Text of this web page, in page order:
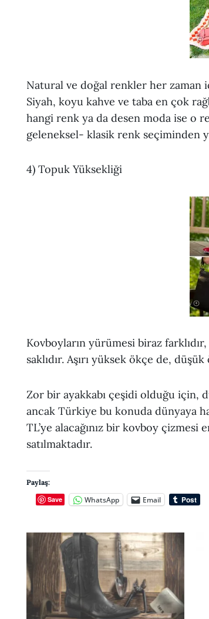
Natural ve doğal renkler her
Siyah, koyu kahve ve taba en çok
hangi renk ya da desen moda ise o
geleneksel- klasik renk seçiminden
4) Topuk Yüksekliği
Kovboyların yürümesi biraz
saklıdır. Aşırı yüksek ökçe de,
Zor bir ayakkabı çeşidi olduğu için,
ancak Türkiye bu konuda dünyaya
TL’ye alacağınız bir kovboy çizmesi
satılmaktadır.
Paylaş:
Save
WhatsApp Email